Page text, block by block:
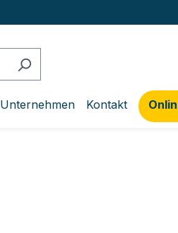
Unternehmen Kontakt